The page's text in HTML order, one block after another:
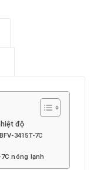
độ
3415T-7C
nóng lạnh